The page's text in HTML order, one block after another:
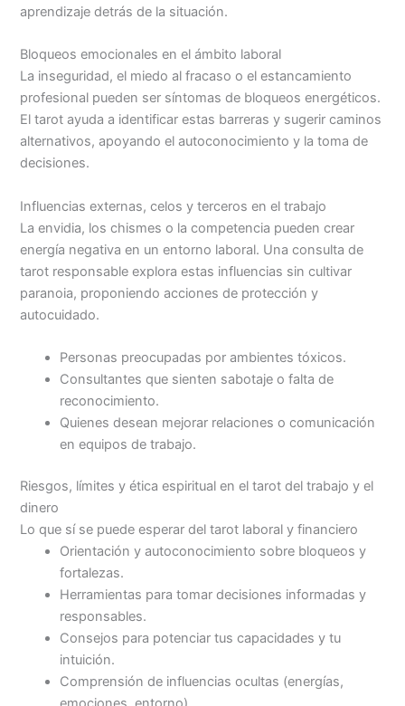
aprendizaje detrás de la situación.
Bloqueos emocionales en el ámbito laboral
La inseguridad, el miedo al fracaso o el estancamiento
profesional pueden ser síntomas de bloqueos energéticos.
El tarot ayuda a identificar estas barreras y sugerir caminos
alternativos, apoyando el autoconocimiento y la toma de
decisiones.
Influencias externas, celos y terceros en el trabajo
La envidia, los chismes o la competencia pueden crear
energía negativa en un entorno laboral. Una consulta de
tarot responsable explora estas influencias sin cultivar
paranoia, proponiendo acciones de protección y
autocuidado.
Personas preocupadas por ambientes tóxicos.
Consultantes que sienten sabotaje o falta de
reconocimiento.
Quienes desean mejorar relaciones o comunicación
en equipos de trabajo.
Riesgos, límites y ética espiritual en el tarot del trabajo y el
dinero
Lo que sí se puede esperar del tarot laboral y financiero
Orientación y autoconocimiento sobre bloqueos y
fortalezas.
Herramientas para tomar decisiones informadas y
responsables.
Consejos para potenciar tus capacidades y tu
intuición.
Comprensión de influencias ocultas (energías,